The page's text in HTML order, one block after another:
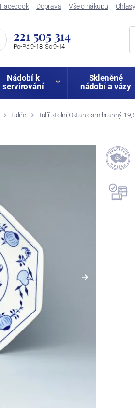
Facebook Doprava Vše o nákupu
221 505 314
Po-Pá 9-18, So 9-14
Nádobí k
servírování
Skleněné
nádobí a vázy
Talíře Talíř stolní Oktan osmihranný